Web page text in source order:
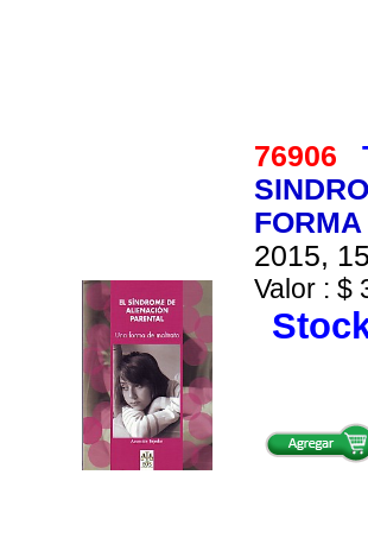
76906
2015,
Valor : $